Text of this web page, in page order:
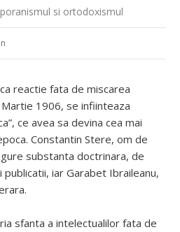
si ortodoxismul
reactie fata de miscarea
1906, se infiinteaza
ce avea sa devina cea mai
Constantin Stere, om de
substanta doctrinara, de
iar Garabet Ibraileanu,
sfanta a intelectualilor fata de